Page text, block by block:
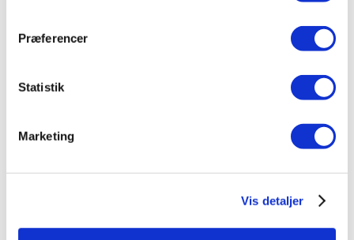
Præferencer
Statistik
Marketing
Vis detaljer